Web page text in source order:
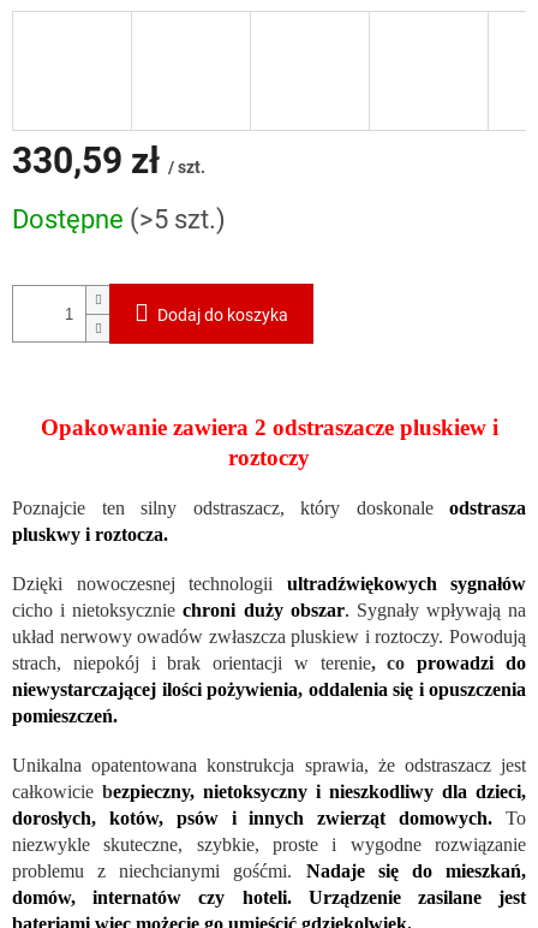
330,59 zł / szt.
jednostkowa:
Dostępne (>5 szt.)
Dodaj do koszyka
Opakowanie zawiera 2 odstraszacze pluskiew i
roztoczy
Poznajcie ten silny odstraszacz, który doskonale odstrasza
pluskwy i roztocza.
Dzięki nowoczesnej technologii ultradźwiękowych sygnałów
cicho i nietoksyczniechroni duży obszar. Sygnały wpływają na
układ nerwowy owadów zwłaszcza pluskiew i roztoczy. Powodują
strach, niepokój i brak orientacji w terenie, coprowadzi do
niewystarczającej ilości pożywienia, oddalenia się i opuszczenia
pomieszczeń.
Unikalna opatentowana konstrukcja sprawia, że ​​odstraszacz jest
całkowicie bezpieczny, nietoksyczny i nieszkodliwy dla dzieci,
dorosłych, kotów, psów i innych zwierząt domowych. To
niezwykle skuteczne, szybkie, proste i wygodne rozwiązanie
problemu z niechcianymi gośćmi. Nadaje się do mieszkań,
domów, internatów czy hoteli. Urządzenie zasilane jest